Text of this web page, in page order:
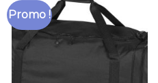
Promo !